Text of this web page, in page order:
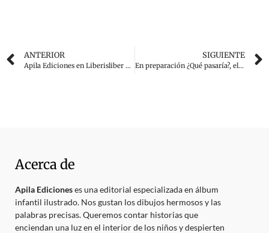
ANTERIOR
Apila Ediciones en Liberisliber 2016
SIGUIENTE
En preparación ¿Qué pasaría?, el nuevo álbum de Edu Flores
Acerca de
Apila Edicioneses una editorial especializada en álbum
infantil ilustrado. Nos gustan los dibujos hermosos y las
palabras precisas. Queremos contar historias que
enciendan una luz en el interior de los niños y despierten